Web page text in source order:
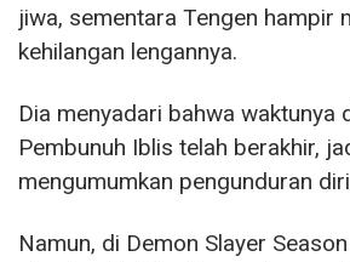
jiwa, sementara Tengen hampir
kehilangan lengannya.
Dia menyadari bahwa waktunya
Pembunuh Iblis telah berakhir,
mengumumkan pengunduran
Namun, di Demon Slayer